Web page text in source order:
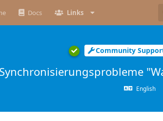
Docs Links
Community
English